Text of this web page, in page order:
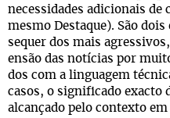
neces­si­da­des adi­ci­o­nais
mesmo Des­ta­que). São
sequer dos mais
en­são das notí­cias por
dos com a lin­gua­gem
casos, o sig­ni­fi­cado exacto
alcan­çado pelo con­texto